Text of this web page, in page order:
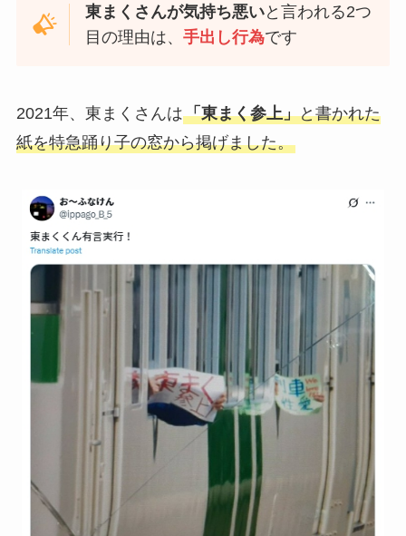
東まくさんが気持ち悪いと言われる2つ
目の理由は、手出し行為です
2021年、東まくさんは「東まく参上」と書かれた
紙を特急踊り子の窓から掲げました。